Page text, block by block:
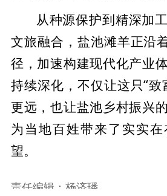
从种源保护到精深加
文旅融合，盐池滩羊正沿
径，加速构建现代化产业
持续深化，不仅让这只“致
更远，也让盐池乡村振兴
为当地百姓带来了实实
望。
责任编辑：杨济璠